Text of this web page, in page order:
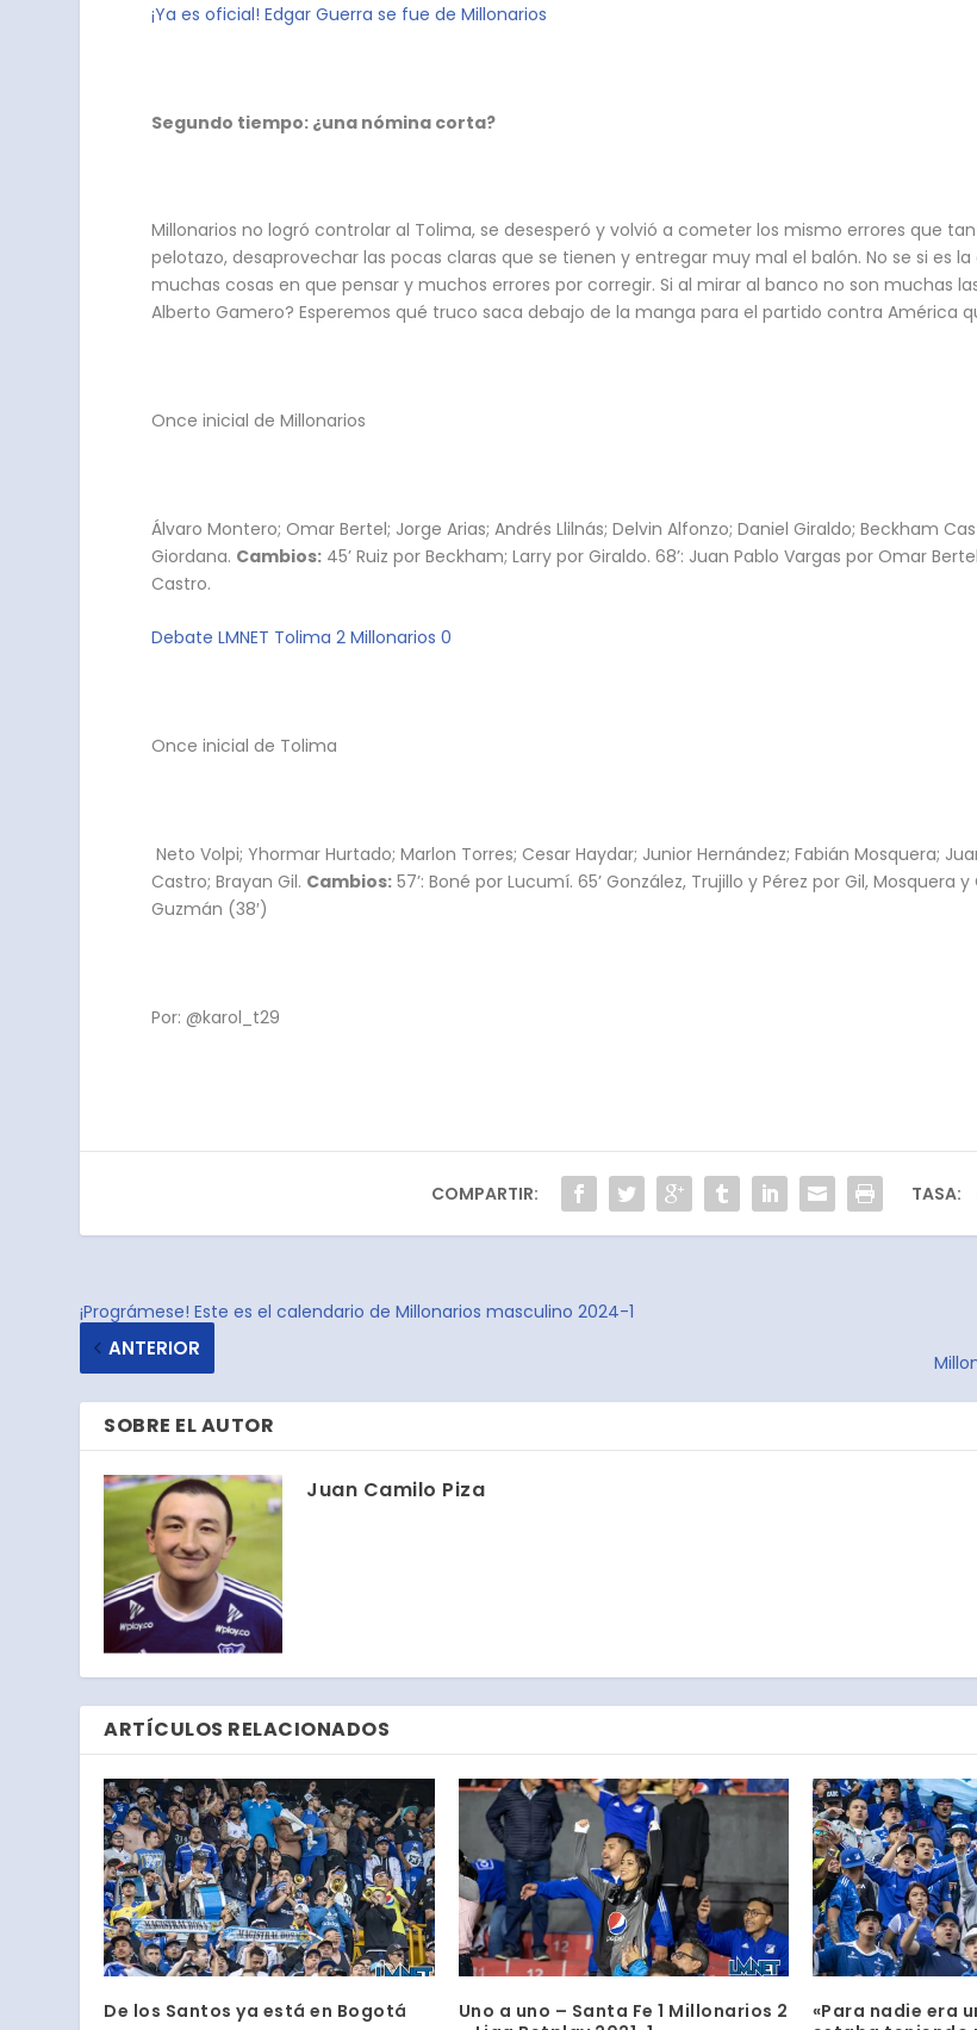
¡Ya es oficial! Edgar Guerra se fue de Millonarios
Segundo tiempo: ¿una nómina corta?
Millonarios no logró controlar al Tolima, se desesperó y volvió a cometer los mismo errores que
pelotazo, desaprovechar las pocas claras que se tienen y entregar muy mal el balón.No se si es
muchas cosas en que pensar y muchos errores por corregir. Si al mirar al banco no son muchas
Alberto Gamero? Esperemos qué truco saca debajo de la manga para el partido contra América
Once inicial de Millonarios
Álvaro Montero; Omar Bertel; Jorge Arias; Andrés Llilnás; Delvin Alfonzo; Daniel Giraldo; Beckham
Giordana. Cambios: 45’ Ruiz por Beckham; Larry por Giraldo. 68’: Juan Pablo Vargas por Omar
Castro.
Debate LMNET Tolima 2 Millonarios 0
Once inicial de Tolima
Neto Volpi; Yhormar Hurtado; Marlon Torres; Cesar Haydar; Junior Hernández; Fabián Mosquera;
Castro; Brayan Gil. Cambios: 57’: Boné por Lucumí. 65’ González, Trujillo y Pérez por Gil, Mosquera
Guzmán (38′)
Por: @karol_t29
COMPARTIR: TASA:
¡Prográmese! Este es el calendario de Millonarios masculino 2024-1
ANTERIOR
SOBRE EL AUTOR
Juan Camilo Piza
ARTÍCULOS RELACIONADOS
De los Santos ya está en Bogotá
Uno a uno – Santa Fe 1 Millonarios 2
«Para nadie era